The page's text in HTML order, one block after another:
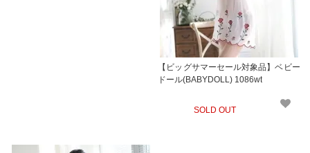
【ビッグサマーセール対象品】ベビー
ドール(BABYDOLL) 1086wt
SOLD OUT